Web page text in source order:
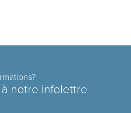
notre infolettre